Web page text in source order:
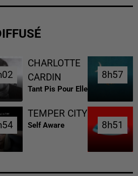
CHARLOTTE
CARDIN
Tant Pis Pour Elle
8h57
8h57
TEMPER CITY
Self Aware 8h51
8h51